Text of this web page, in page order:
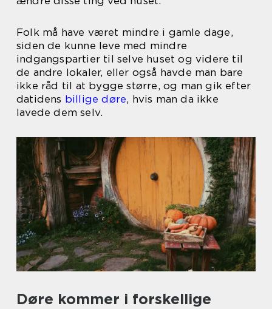
Folk må have været mindre i gamle dage,
siden de kunne leve med mindre
indgangspartier til selve huset og videre til
de andre lokaler, eller også havde man bare
ikke råd til at bygge større, og man gik efter
datidens billige døre, hvis man da ikke
lavede dem selv.
Døre kommer i forskellige